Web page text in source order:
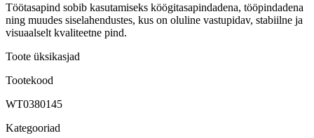
Töötasapind sobib kasutamiseks köögitasapindadena, tööpindadena
ning muudes siselahendustes, kus on oluline vastupidav, stabiilne ja
visuaalselt kvaliteetne pind.
Toote üksikasjad
Tootekood
WT0380145
Kategooriad